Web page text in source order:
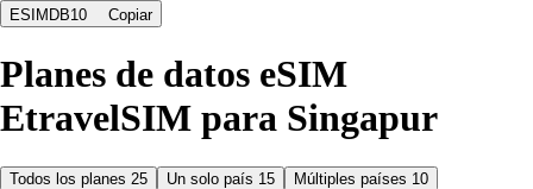
ESIMDB10 Copiar
Planes de datos eSIM
EtravelSIM para Singapur
Todos los planes 25 Un solo país 15 Múltiples países 10